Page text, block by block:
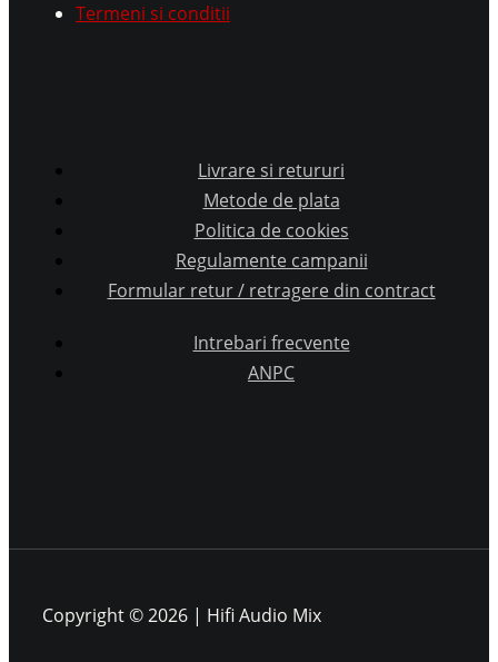
Termeni si conditii
Livrare si retururi
Metode de plata
Politica de cookies
Regulamente campanii
Formular retur / retragere din contract
Intrebari frecvente
ANPC
Copyright © 2026 | Hifi Audio Mix